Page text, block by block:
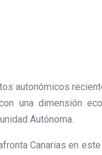
autonómicos
una dimensión
Autónoma.
Canarias en